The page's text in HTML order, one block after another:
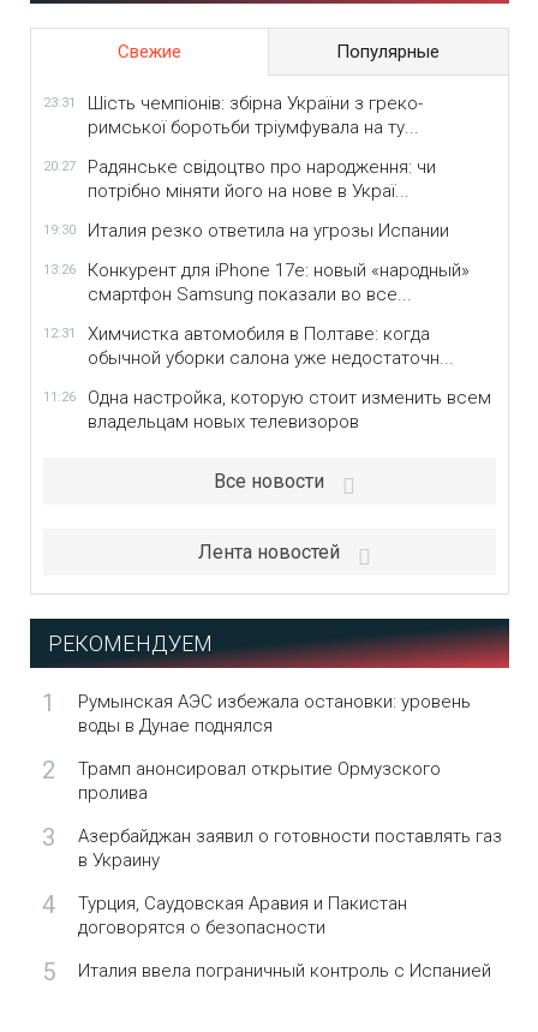
Свежие Популярные
23:31
Шість чемпіонів: збірна України з греко-
римської боротьби тріумфувала на ту...
20:27
Радянське свідоцтво про народження: чи
потрібно міняти його на нове в Украї...
19:30 Италия резко ответила на угрозы Испании
13:26
Конкурент для iPhone 17e: новый «народный»
смартфон Samsung показали во все...
12:31
Химчистка автомобиля в Полтаве: когда
обычной уборки салона уже недостаточн...
11:26
Одна настройка, которую стоит изменить всем
владельцам новых телевизоров
Все новости
Лента новостей
РЕКОМЕНДУЕМ
1
Румынская АЭС избежала остановки: уровень
воды в Дунае поднялся
2
Трамп анонсировал открытие Ормузского
пролива
3
Азербайджан заявил о готовности поставлять газ
в Украину
4
Турция, Саудовская Аравия и Пакистан
договорятся о безопасности
5 Италия ввела пограничный контроль с Испанией